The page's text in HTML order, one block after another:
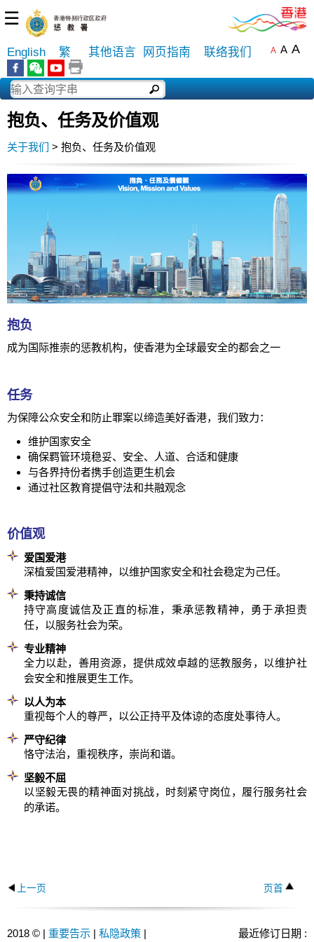
☰
English 繁 其他语言 网页指南 联络我们 A A A
抱负、任务及价值观
关于我们 > 抱负、任务及价值观
抱负
成为国际推崇的惩教机构，使香港为全球最安全的都会之一
任务
为保障公众安全和防止罪案以缔造美好香港，我们致力：
维护国家安全
确保羁管环境稳妥、安全、人道、合适和健康
与各界持份者携手创造更生机会
通过社区教育提倡守法和共融观念
价值观
爱国爱港
深植爱国爱港精神，以维护国家安全和社会稳定为己任。
秉持诚信
持守高度诚信及正直的标准，秉承惩教精神，勇于承担责
任，以服务社会为荣。
专业精神
全力以赴，善用资源，提供成效卓越的惩教服务，以维护社
会安全和推展更生工作。
以人为本
重视每个人的尊严，以公正持平及体谅的态度处事待人。
严守纪律
恪守法治，重视秩序，崇尚和谐。
坚毅不屈
以坚毅无畏的精神面对挑战，时刻紧守岗位，履行服务社会
的承诺。
上一页 页首
2018 © | 重要告示 | 私隐政策 | 最近修订日期 :